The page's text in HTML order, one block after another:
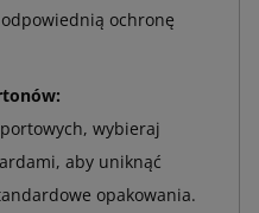
ochronę
wybieraj
aby uniknąć
opakowania.